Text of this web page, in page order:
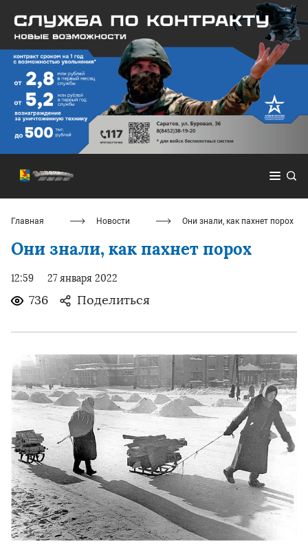
Главная Новости Они знали, как пахнет порох
Они знали, как пахнет порох
12:59 27 января 2022
736 Поделиться